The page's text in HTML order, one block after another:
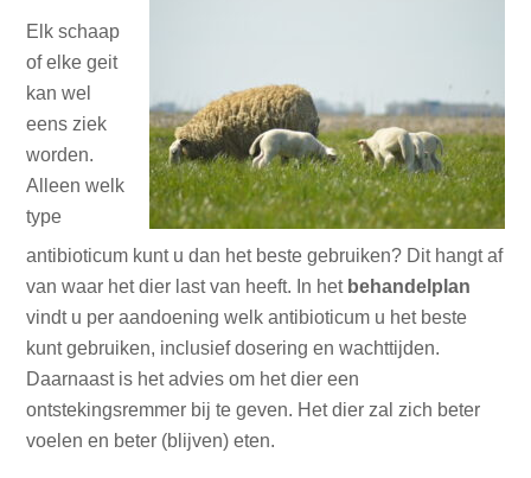
Elk schaap
of elke geit
kan wel
eens ziek
worden.
Alleen welk
type
antibioticum kunt u dan het beste gebruiken? Dit hangt af
van waar het dier last van heeft. In het behandelplan
vindt u per aandoening welk antibioticum u het beste
kunt gebruiken, inclusief dosering en wachttijden.
Daarnaast is het advies om het dier een
ontstekingsremmer bij te geven. Het dier zal zich beter
voelen en beter (blijven) eten.